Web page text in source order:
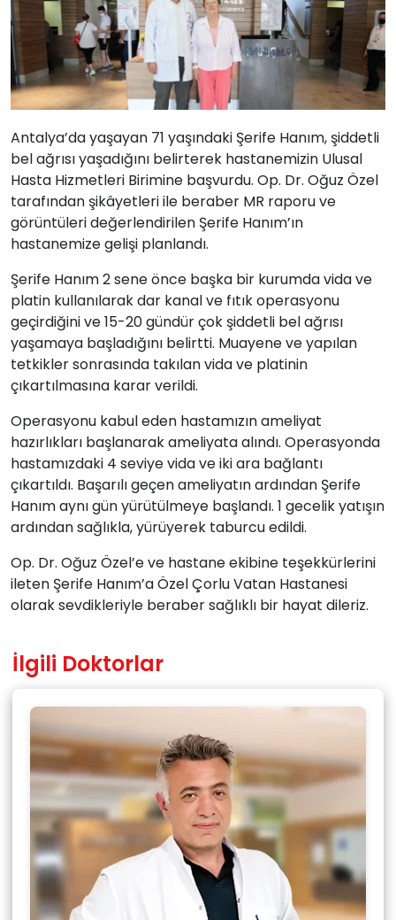
Antalya’da yaşayan 71 yaşındaki Şerife Hanım, şiddetli
bel ağrısı yaşadığını belirterek hastanemizin Ulusal
Hasta Hizmetleri Birimine başvurdu. Op. Dr. Oğuz Özel
tarafından şikâyetleri ile beraber MR raporu ve
görüntüleri değerlendirilen Şerife Hanım’ın
hastanemize gelişi planlandı.
Şerife Hanım 2 sene önce başka bir kurumda vida ve
platin kullanılarak dar kanal ve fıtık operasyonu
geçirdiğini ve 15-20 gündür çok şiddetli bel ağrısı
yaşamaya başladığını belirtti. Muayene ve yapılan
tetkikler sonrasında takılan vida ve platinin
çıkartılmasına karar verildi.
Operasyonu kabul eden hastamızın ameliyat
hazırlıkları başlanarak ameliyata alındı. Operasyonda
hastamızdaki 4 seviye vida ve iki ara bağlantı
çıkartıldı. Başarılı geçen ameliyatın ardından Şerife
Hanım aynı gün yürütülmeye başlandı. 1 gecelik yatışın
ardından sağlıkla, yürüyerek taburcu edildi.
Op. Dr. Oğuz Özel’e ve hastane ekibine teşekkürlerini
ileten Şerife Hanım’a Özel Çorlu Vatan Hastanesi
olarak sevdikleriyle beraber sağlıklı bir hayat dileriz.
İlgili Doktorlar